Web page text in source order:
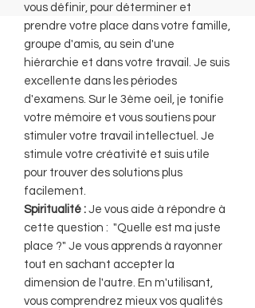
vous définir, pour déterminer et
prendre votre place dans votre famille,
groupe d'amis, au sein d'une
hiérarchie et dans votre travail. Je suis
excellente dans les périodes
d'examens. Sur le 3ème oeil, je tonifie
votre mémoire et vous soutiens pour
stimuler votre travail intellectuel. Je
stimule votre créativité et suis utile
pour trouver des solutions plus
facilement.
Spiritualité : Je vous aide à répondre à
cette question : "Quelle est ma juste
place ?" Je vous apprends à rayonner
tout en sachant accepter la
dimension de l'autre. En m'utilisant,
vous comprendrez mieux vos qualités